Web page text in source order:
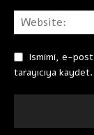
Ismimi, e-
tarayıcıya kaydet.